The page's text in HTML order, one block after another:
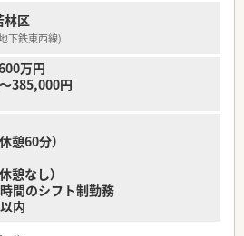
林区
下鉄東西線)
万円
385,000円
憩60分）
憩なし）
間のシフト制勤務
内